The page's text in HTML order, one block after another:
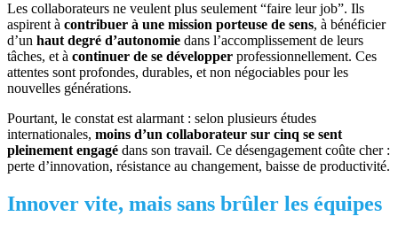
Les collaborateurs ne veulent plus seulement “faire leur job”. Ils
aspirent à contribuer à une mission porteuse de sens, à bénéficier
d’un haut degré d’autonomie dans l’accomplissement de leurs
tâches, et à continuer de se développer professionnellement. Ces
attentes sont profondes, durables, et non négociables pour les
nouvelles générations.
Pourtant, le constat est alarmant : selon plusieurs études
internationales, moins d’un collaborateur sur cinq se sent
pleinement engagé dans son travail. Ce désengagement coûte cher :
perte d’innovation, résistance au changement, baisse de productivité.
Innover vite, mais sans brûler les équipes